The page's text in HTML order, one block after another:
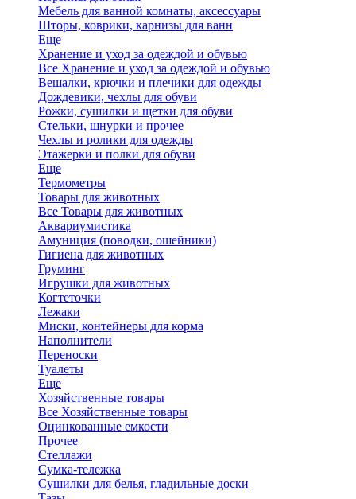
Мебель для ванной комнаты, аксессуары
Шторы, коврики, карнизы для ванн
Еще
Хранение и уход за одеждой и обувью
Все Хранение и уход за одеждой и обувью
Вешалки, крючки и плечики для одежды
Дождевики, чехлы для обуви
Рожки, сушилки и щетки для обуви
Стельки, шнурки и прочее
Чехлы и ролики для одежды
Этажерки и полки для обуви
Еще
Термометры
Товары для животных
Все Товары для животных
Аквариумистика
Амуниция (поводки, ошейники)
Гигиена для животных
Груминг
Игрушки для животных
Когтеточки
Лежаки
Миски, контейнеры для корма
Наполнители
Переноски
Туалеты
Еще
Хозяйственные товары
Все Хозяйственные товары
Оцинкованные емкости
Прочее
Стеллажи
Сумка-тележка
Сушилки для белья, гладильные доски